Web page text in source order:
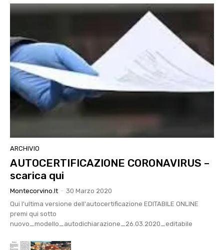
ARCHIVIO
AUTOCERTIFICAZIONE CORONAVIRUS –
scarica qui
Montecorvino.it - 30 Marzo 2020
Qui l'ultima versione dell'autocertificazione EDITABILE ONLINE
premi qui sotto
nuovo_modello_autodichiarazione_26.03.2020_editabile